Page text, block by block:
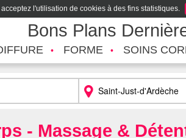
l'utilisation de cookies à des fins statistiques.
Bons Plans
FORME SOINS
- Massage &